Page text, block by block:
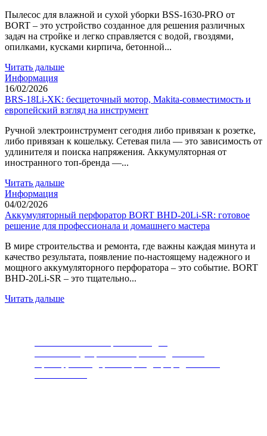
Пылесос для влажной и сухой уборки BSS-1630-PRO от
BORT – это устройство созданное для решения различных
задач на стройке и легко справляется с водой, гвоздями,
опилками, кусками кирпича, бетонной...
Читать дальше
Информация
16/02/2026
BRS-18Li-XK: бесщеточный мотор, Makita-совместимость и
европейский взгляд на инструмент
Ручной электроинструмент сегодня либо привязан к розетке,
либо привязан к кошельку. Сетевая пила — это зависимость от
удлинителя и поиска напряжения. Аккумуляторная от
иностранного топ-бренда —...
Читать дальше
Информация
04/02/2026
Аккумуляторный перфоратор BORT BHD-20Li-SR: готовое
решение для профессионала и домашнего мастера
В мире строительства и ремонта, где важны каждая минута и
качество результата, появление по-настоящему надежного и
мощного аккумуляторного перфоратора – это событие. BORT
BHD-20Li-SR – это тщательно...
Читать дальше